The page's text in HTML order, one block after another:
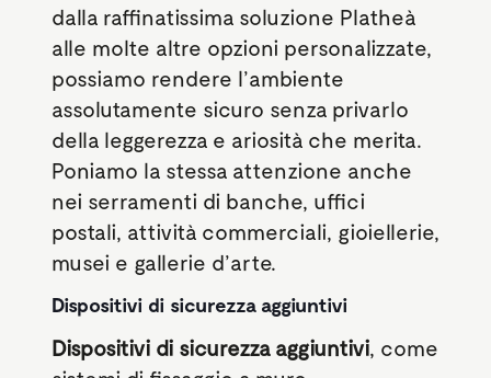
dalla raffinatissima soluzione Platheà
alle molte altre opzioni personalizzate,
possiamo rendere l’ambiente
assolutamente sicuro senza privarlo
della leggerezza e ariosità che merita.
Poniamo la stessa attenzione anche
nei serramenti di banche, uffici
postali, attività commerciali, gioiellerie,
musei e gallerie d’arte.
Dispositivi di sicurezza aggiuntivi
Dispositivi di sicurezza aggiuntivi, come